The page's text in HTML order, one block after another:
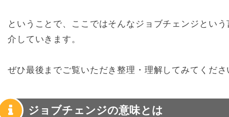
ということで、ここではそんなジョブチェンジとい
介していきます。
ぜひ最後までご覧いただき整理・理解してみてくださ
ジョブチェンジの意味とは